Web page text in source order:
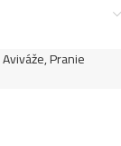
Aviváže,Pranie